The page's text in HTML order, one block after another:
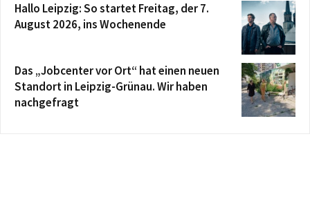
Hallo Leipzig: So startet Freitag, der 7.
August 2026, ins Wochenende
Das „Jobcenter vor Ort“ hat einen neuen
Standort in Leipzig-Grünau. Wir haben
nachgefragt